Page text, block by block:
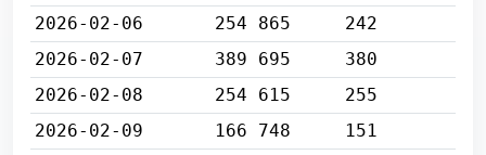
2026-02-06
254 865
242
2026-02-07
389 695
380
2026-02-08
254 615
255
2026-02-09
166 748
151